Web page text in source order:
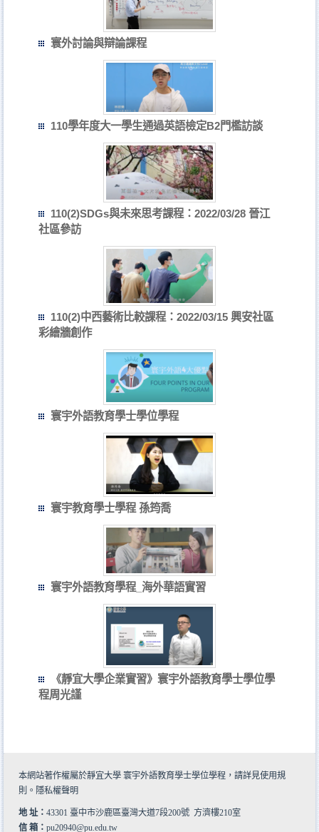
寰外討論與辯論課程
110學年度大一學生通過英語檢定B2門檻訪談
110(2)SDGs與未來思考課程：2022/03/28 晉江
社區參訪
110(2)中西藝術比較課程：2022/03/15 興安社區
彩繪牆創作
寰宇外語教育學士學位學程
寰宇教育學士學程 孫筠喬
寰宇外語教育學程_海外華語實習
《靜宜大學企業實習》寰宇外語教育學士學位學
程周光謹
本網站著作權屬於靜宜大學 寰宇外語教育學士學位學程，請詳見使用規
則 。 隱私權聲明
地 址： 43301 臺中市沙鹿區臺灣大道7段200號 方濟樓210室
信 箱： pu20940@pu.edu.tw